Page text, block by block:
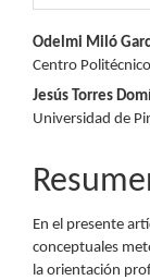
del
artículo
Odelmi Miló
Centro
Jesús Torres
Universidad de
En el presente
conceptuales
la orientación